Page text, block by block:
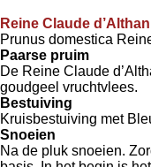
Reine Claude d’Althan
Prunus domestica
Paarse pruim
De Reine Claude
goudgeel vruchtvlees.
Bestuiving
Kruisbestuiving met
Snoeien
Na de pluk snoeien.